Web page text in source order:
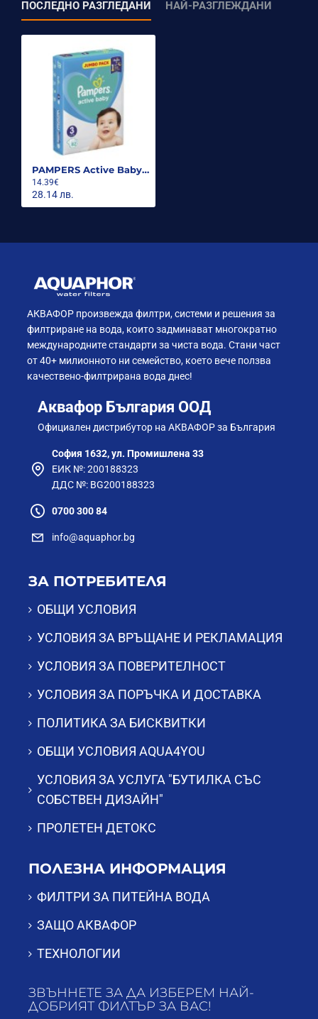
ПОСЛЕДНО РАЗГЛЕДАНИ НАЙ-РАЗГЛЕЖДАНИ
PAMPERS Active Baby Размер 3, пелени, Миди JP, 82бр.
14.39€
28.14 лв.
АКВАФОР произвежда филтри, системи и решения за
филтриране на вода, които задминават многократно
международните стандарти за чиста вода. Стани част
от 40+ милионното ни семейство, което вече ползва
качествено-филтрирана вода днес!
Аквафор България ООД
Официален дистрибутор на АКВАФОР за България
София 1632, ул. Промишлена 33
ЕИК №: 200188323
ДДС №: BG200188323
0700 300 84
info@aquaphor.bg
ЗА ПОТРЕБИТЕЛЯ
ОБЩИ УСЛОВИЯ
УСЛОВИЯ ЗА ВРЪЩАНЕ И РЕКЛАМАЦИЯ
УСЛОВИЯ ЗА ПОВЕРИТЕЛНОСТ
УСЛОВИЯ ЗА ПОРЪЧКА И ДОСТАВКА
ПОЛИТИКА ЗА БИСКВИТКИ
ОБЩИ УСЛОВИЯ AQUA4YOU
УСЛОВИЯ ЗА УСЛУГА "БУТИЛКА СЪС
СОБСТВЕН ДИЗАЙН"
ПРОЛЕТЕН ДЕТОКС
ПОЛЕЗНА ИНФОРМАЦИЯ
ФИЛТРИ ЗА ПИТЕЙНА ВОДА
ЗАЩО АКВАФОР
ТЕХНОЛОГИИ
ЗВЪННЕТЕ ЗА ДА ИЗБЕРЕМ НАЙ-
ДОБРИЯТ ФИЛТЪР ЗА ВАС!